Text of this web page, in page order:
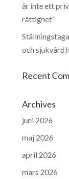
är inte ett
rättighet”
och sjukvård
Recent
Archives
juni 2026
maj 2026
april 2026
mars 2026